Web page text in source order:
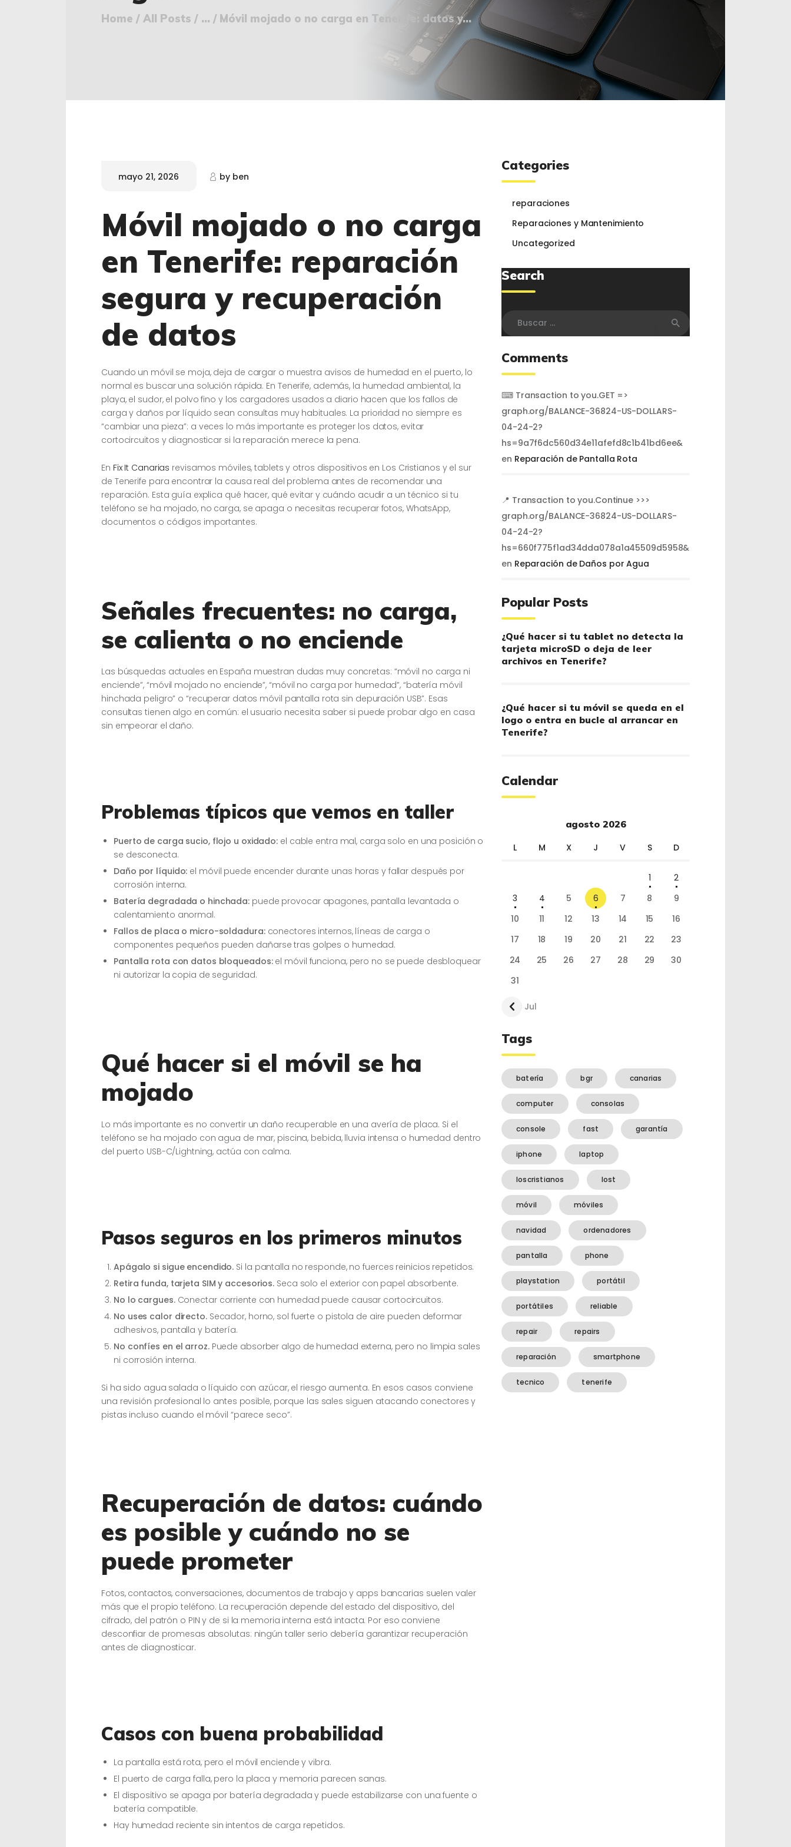
Home All Posts ... Móvil mojado o no carga en Tenerife: datos y...
🔒 POLÍTICA DE
mayo 21, 2026 byben
Móvil mojado o no carga
en Tenerife: reparación
segura y recuperación
de datos
Cuando un móvil se moja, deja de cargar o muestra avisos de humedad en el puerto, lo
normal es buscar una solución rápida. En Tenerife, además, la humedad ambiental, la
playa, el sudor, el polvo fino y los cargadores usados a diario hacen que los fallos de
carga y daños por líquido sean consultas muy habituales. La prioridad no siempre es
“cambiar una pieza”: a veces lo más importante es proteger los datos, evitar
cortocircuitos y diagnosticar si la reparación merece la pena.
En Fix It Canarias revisamos móviles, tablets y otros dispositivos en Los Cristianos y el sur
de Tenerife para encontrar la causa real del problema antes de recomendar una
reparación. Esta guía explica qué hacer, qué evitar y cuándo acudir a un técnico si tu
teléfono se ha mojado, no carga, se apaga o necesitas recuperar fotos, WhatsApp,
documentos o códigos importantes.
Señales frecuentes: no carga,
se calienta o no enciende
Las búsquedas actuales en España muestran dudas muy concretas: “móvil no carga ni
enciende”, “móvil mojado no enciende”, “móvil no carga por humedad”, “batería móvil
hinchada peligro” o “recuperar datos móvil pantalla rota sin depuración USB”. Esas
consultas tienen algo en común: el usuario necesita saber si puede probar algo en casa
sin empeorar el daño.
Problemas típicos que vemos en taller
Puerto de carga sucio, flojo u oxidado: el cable entra mal, carga solo en una posición o
se desconecta.
Daño por líquido: el móvil puede encender durante unas horas y fallar después por
corrosión interna.
Batería degradada o hinchada: puede provocar apagones, pantalla levantada o
calentamiento anormal.
Fallos de placa o micro-soldadura:conectores internos, líneas de carga o
componentes pequeños pueden dañarse tras golpes o humedad.
Pantalla rota con datos bloqueados:el móvil funciona, pero no se puede desbloquear
ni autorizar la copia de seguridad.
Qué hacer si el móvil se ha
mojado
Lo más importante es no convertir un daño recuperable en una avería de placa. Si el
teléfono se ha mojado con agua de mar, piscina, bebida, lluvia intensa o humedad dentro
del puerto USB-C/Lightning, actúa con calma.
Pasos seguros en los primeros minutos
Apágalo si sigue encendido. Si la pantalla no responde, no fuerces reinicios repetidos.
Retira funda, tarjeta SIM y accesorios. Seca solo el exterior con papel absorbente.
No lo cargues.Conectar corriente con humedad puede causar cortocircuitos.
No uses calor directo.Secador, horno, sol fuerte o pistola de aire pueden deformar
adhesivos, pantalla y batería.
No confíes en el arroz.Puede absorber algo de humedad externa, pero no limpia sales
ni corrosión interna.
Si ha sido agua salada o líquido con azúcar, el riesgo aumenta. En esos casos conviene
una revisión profesional lo antes posible, porque las sales siguen atacando conectores y
pistas incluso cuando el móvil “parece seco”.
Recuperación de datos: cuándo
es posible y cuándo no se
puede prometer
Fotos, contactos, conversaciones, documentos de trabajo y apps bancarias suelen valer
más que el propio teléfono. La recuperación depende del estado del dispositivo, del
cifrado, del patrón o PIN y de si la memoria interna está intacta. Por eso conviene
desconfiar de promesas absolutas: ningún taller serio debería garantizar recuperación
antes de diagnosticar.
Casos con buena probabilidad
La pantalla está rota, pero el móvil enciende y vibra.
El puerto de carga falla, pero la placa y memoria parecen sanas.
El dispositivo se apaga por batería degradada y puede estabilizarse con una fuente o
batería compatible.
Hay humedad reciente sin intentos de carga repetidos.
Categories
reparaciones
Reparaciones y Mantenimiento
Uncategorized
Search
Comments
⌨ Transaction to you.GET =>
graph.org/BALANCE-36824-US-DOLLARS-
04-24-2?
hs=9a7f6dc560d34e11afefd8c1b41bd6ee&
en Reparación de Pantalla Rota
📍 Transaction to you.Continue >>>
graph.org/BALANCE-36824-US-DOLLARS-
04-24-2?
hs=660f775f1ad34dda078a1a45509d5958&
en Reparación de Daños por Agua
Popular Posts
¿Qué hacer si tu tablet no detecta la
tarjeta microSD o deja de leer
archivos en Tenerife?
¿Qué hacer si tu móvil se queda en el
logo o entra en bucle al arrancar en
Tenerife?
Calendar
agosto 2026
L M X J V S D
1
2
3
4 5 6 7 8
9
10
11 12 13 14 15
16
17
18 19 20 21 22
23
24
25 26 27 28 29
30
31
« Jul
Tags
batería bgr canarias
computer consolas
console fast garantía
iphone laptop
loscristianos lost
móvil móviles
navidad ordenadores
pantalla phone
playstation portátil
portátiles reliable
repair repairs
reparación smartphone
tecnico tenerife